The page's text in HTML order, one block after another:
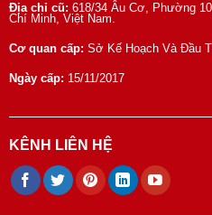
Địa chỉ cũ: 618/34 Âu Cơ, Phường
Chí Minh, Việt Nam.
Cơ quan cấp: Sở Kế Hoạch Và Đầu
Ngày cấp: 15/11/2017
KÊNH LIÊN HỆ